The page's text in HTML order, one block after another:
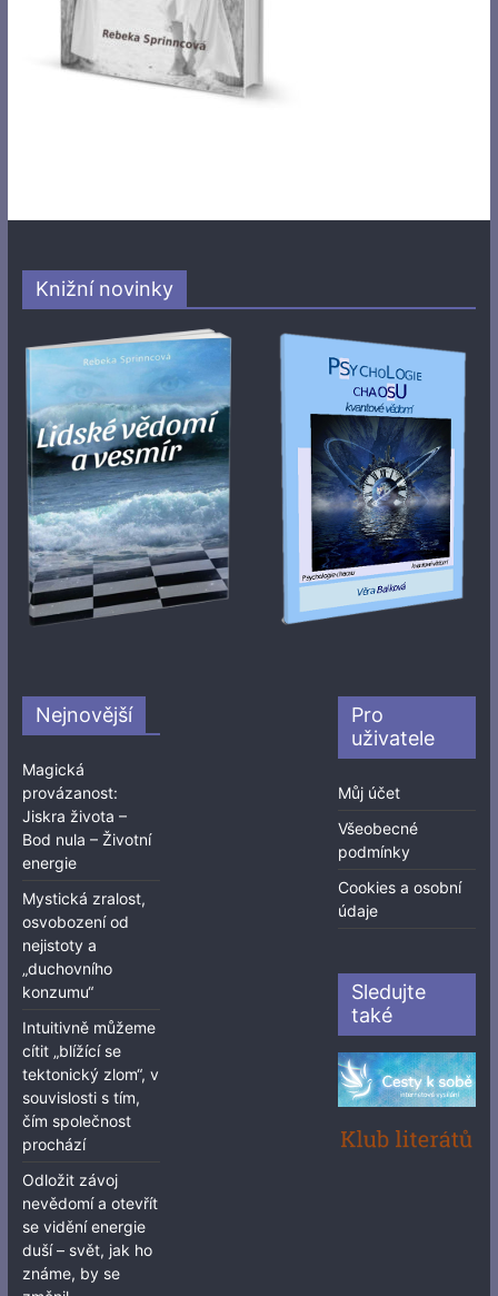
Knižní novinky
Nejnovější
Magická
provázanost:
Jiskra života –
Bod nula – Životní
energie
Mystická zralost,
osvobození od
nejistoty a
„duchovního
konzumu“
Intuitivně můžeme
cítit „blížící se
tektonický zlom“, v
souvislosti s tím,
čím společnost
prochází
Odložit závoj
nevědomí a otevřít
se vidění energie
duší – svět, jak ho
známe, by se
Pro
uživatele
Můj účet
Všeobecné
podmínky
Cookies a osobní
údaje
Sledujte
také